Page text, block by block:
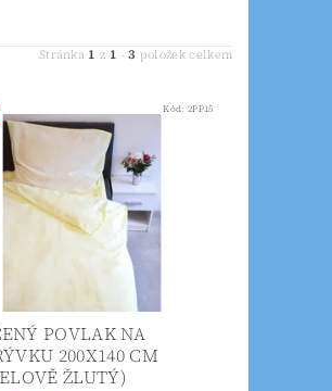
Stránka 1 z 1 -3 položek celkem
Kód:2PP15
POVLAK NA
200X140 CM
ŽLUTÝ)